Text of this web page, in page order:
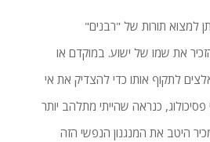
למצוא תורות של "רבנים"
את שמו של ישוע. במוקדם או
לתקוף אותו כדי להצדיק את אי
כנראה שהייתי מתלהב יותר
היטב את המנגנון הנפשי הזה